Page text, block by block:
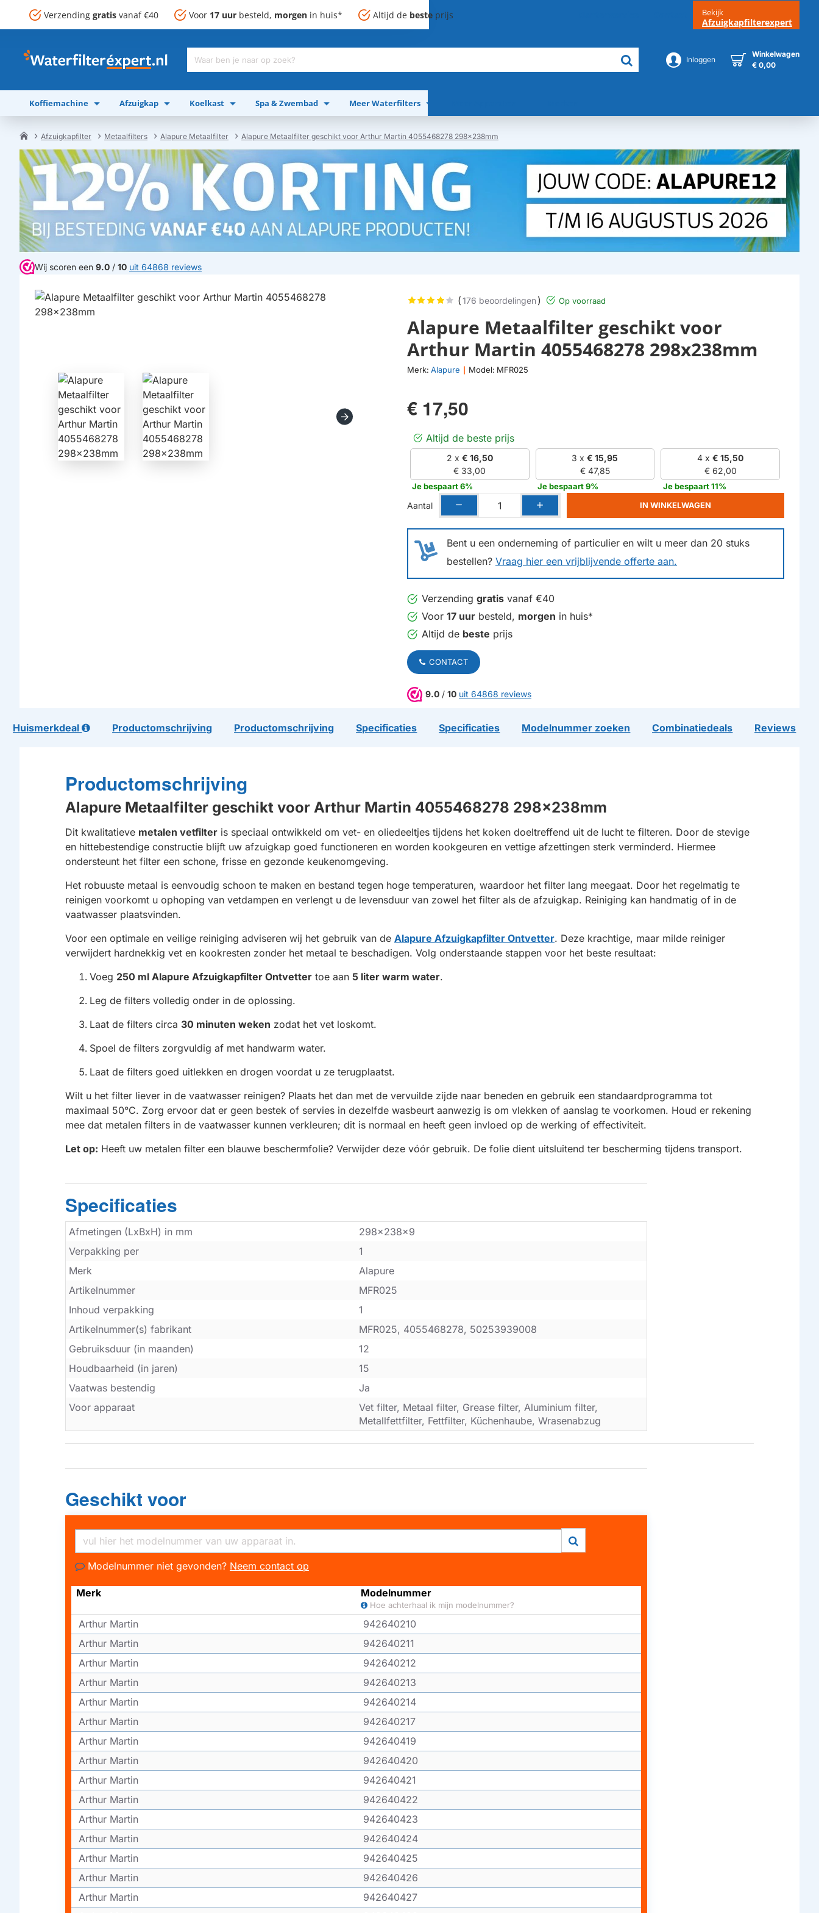
Verzending gratis vanaf €40 Voor 17 uur besteld, morgen in huis* Altijd de beste prijs Bekijk
Afzuigkapfilterexpert
Waar
je
naar
op
Inloggen
Winkelwagen
€ 0,00
Koffiemachine Afzuigkap Koelkast Spa & Zwembad Meer Waterfilters
Afzuigkapfilter Metaalfilters Alapure Metaalfilter Alapure Metaalfilter geschikt voor Arthur Martin 4055468278 298x238mm
Wij scoren een 9.0 / 10 uit 64868 reviews
Alapure Metaalfilter geschikt voor
Arthur Martin 4055468278 298x238mm
Merk: Alapure Model: MFR025
(176 beoordelingen) Op voorraad
€ 17,50
Altijd de beste prijs
2 x € 16,50
€ 33,00
Je bespaart 6%
3 x€ 15,95
€ 47,85
Je bespaart 9%
4 x€ 15,50
€ 62,00
Je bespaart 11%
Bent u een onderneming of particulier en wilt u meer dan 20 stuks
bestellen? Vraag hier een vrijblijvende offerte aan.
Aantal IN WINKELWAGEN
Verzending gratis vanaf €40
Voor 17 uur besteld, morgen in huis*
Altijd de beste prijs
CONTACT
9.0 / 10 uit 64868 reviews
Huismerkdeal Productomschrijving Productomschrijving Specificaties Specificaties Modelnummer zoeken Combinatiedeals Reviews
Productomschrijving
Alapure Metaalfilter geschikt voor Arthur Martin 4055468278 298x238mm
Dit kwalitatieve metalen vetfilter is speciaal ontwikkeld om vet- en oliedeeltjes tijdens het koken doeltreffend uit de lucht te filteren. Door de stevige
en hittebestendige constructie blijft uw afzuigkap goed functioneren en worden kookgeuren en vettige afzettingen sterk verminderd. Hiermee
ondersteunt het filter een schone, frisse en gezonde keukenomgeving.
Het robuuste metaal is eenvoudig schoon te maken en bestand tegen hoge temperaturen, waardoor het filter lang meegaat. Door het regelmatig te
reinigen voorkomt u ophoping van vetdampen en verlengt u de levensduur van zowel het filter als de afzuigkap. Reiniging kan handmatig of in de
vaatwasser plaatsvinden.
Voor een optimale en veilige reiniging adviseren wij het gebruik van de Alapure Afzuigkapfilter Ontvetter. Deze krachtige, maar milde reiniger
verwijdert hardnekkig vet en kookresten zonder het metaal te beschadigen. Volg onderstaande stappen voor het beste resultaat:
Voeg 250 ml Alapure Afzuigkapfilter Ontvetter toe aan 5 liter warm water.
Leg de filters volledig onder in de oplossing.
Laat de filters circa 30 minuten weken zodat het vet loskomt.
Spoel de filters zorgvuldig af met handwarm water.
Laat de filters goed uitlekken en drogen voordat u ze terugplaatst.
Wilt u het filter liever in de vaatwasser reinigen? Plaats het dan met de vervuilde zijde naar beneden en gebruik een standaardprogramma tot
maximaal 50°C. Zorg ervoor dat er geen bestek of servies in dezelfde wasbeurt aanwezig is om vlekken of aanslag te voorkomen. Houd er rekening
mee dat metalen filters in de vaatwasser kunnen verkleuren; dit is normaal en heeft geen invloed op de werking of effectiviteit.
Let op: Heeft uw metalen filter een blauwe beschermfolie? Verwijder deze vóór gebruik. De folie dient uitsluitend ter bescherming tijdens transport.
Specificaties
Afmetingen (LxBxH) in mm
298x238x9
Verpakking per
1
Merk
Alapure
Artikelnummer
MFR025
Inhoud verpakking
1
Artikelnummer(s) fabrikant
MFR025, 4055468278, 50253939008
Gebruiksduur (in maanden)
12
Houdbaarheid (in jaren)
15
Vaatwas bestendig
Ja
Voor apparaat
Vet filter, Metaal filter, Grease filter, Aluminium filter,
Metallfettfilter, Fettfilter, Küchenhaube, Wrasenabzug
Geschikt voor
Modelnummer niet gevonden? Neem contact op
Merk Modelnummer
Hoe achterhaal ik mijn modelnummer?
Arthur Martin
942640210
Arthur Martin
942640211
Arthur Martin
942640212
Arthur Martin
942640213
Arthur Martin
942640214
Arthur Martin
942640217
Arthur Martin
942640419
Arthur Martin
942640420
Arthur Martin
942640421
Arthur Martin
942640422
Arthur Martin
942640423
Arthur Martin
942640424
Arthur Martin
942640425
Arthur Martin
942640426
Arthur Martin
942640427